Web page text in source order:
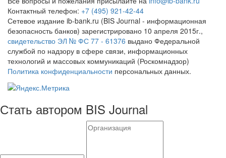
Контактный телефон: +7 (495) 921-42-44
Сетевое издание ib-bank.ru (BIS Journal - информационная
безопасность банков) зарегистрировано 10 апреля 2015г.,
свидетельство ЭЛ № ФС 77 - 61376 выдано Федеральной
службой по надзору в сфере связи, информационных
технологий и массовых коммуникаций (Роскомнадзор)
Политика конфиденциальности персональных данных.
Стать автором BIS Journal